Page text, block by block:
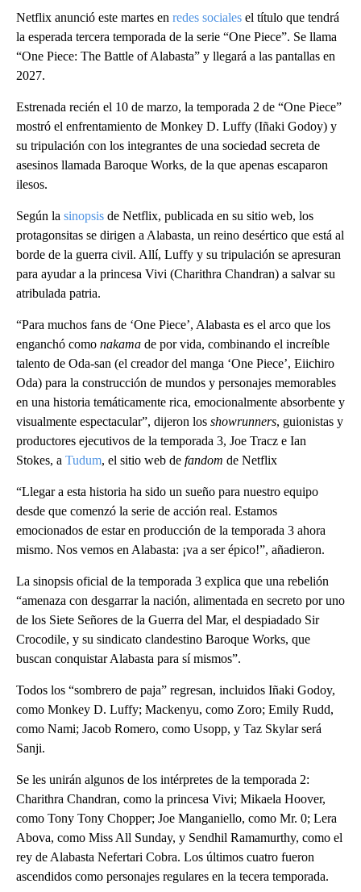
Netflix anunció este martes en redes sociales el título que tendrá
la esperada tercera temporada de la serie “One Piece”. Se llama
“One Piece: The Battle of Alabasta” y llegará a las pantallas en
2027.
Estrenada recién el 10 de marzo, la temporada 2 de “One Piece”
mostró el enfrentamiento de Monkey D. Luffy (Iñaki Godoy) y
su tripulación con los integrantes de una sociedad secreta de
asesinos llamada Baroque Works, de la que apenas escaparon
ilesos.
Según la sinopsis de Netflix, publicada en su sitio web, los
protagonsitas se dirigen a Alabasta, un reino desértico que está al
borde de la guerra civil. Allí, Luffy y su tripulación se apresuran
para ayudar a la princesa Vivi (Charithra Chandran) a salvar su
atribulada patria.
“Para muchos fans de ‘One Piece’, Alabasta es el arco que los
enganchó como nakama de por vida, combinando el increíble
talento de Oda-san (el creador del manga ‘One Piece’, Eiichiro
Oda) para la construcción de mundos y personajes memorables
en una historia temáticamente rica, emocionalmente absorbente y
visualmente espectacular”, dijeron los showrunners, guionistas y
productores ejecutivos de la temporada 3, Joe Tracz e Ian
Stokes, a Tudum, el sitio web de fandom de Netflix
“Llegar a esta historia ha sido un sueño para nuestro equipo
desde que comenzó la serie de acción real. Estamos
emocionados de estar en producción de la temporada 3 ahora
mismo. Nos vemos en Alabasta: ¡va a ser épico!”, añadieron.
La sinopsis oficial de la temporada 3 explica que una rebelión
“amenaza con desgarrar la nación, alimentada en secreto por uno
de los Siete Señores de la Guerra del Mar, el despiadado Sir
Crocodile, y su sindicato clandestino Baroque Works, que
buscan conquistar Alabasta para sí mismos”.
Todos los “sombrero de paja” regresan, incluidos Iñaki Godoy,
como Monkey D. Luffy; Mackenyu, como Zoro; Emily Rudd,
como Nami; Jacob Romero, como Usopp, y Taz Skylar será
Sanji.
Se les unirán algunos de los intérpretes de la temporada 2:
Charithra Chandran, como la princesa Vivi; Mikaela Hoover,
como Tony Tony Chopper; Joe Manganiello, como Mr. 0; Lera
Abova, como Miss All Sunday, y Sendhil Ramamurthy, como el
rey de Alabasta Nefertari Cobra. Los últimos cuatro fueron
ascendidos como personajes regulares en la tecera temporada.